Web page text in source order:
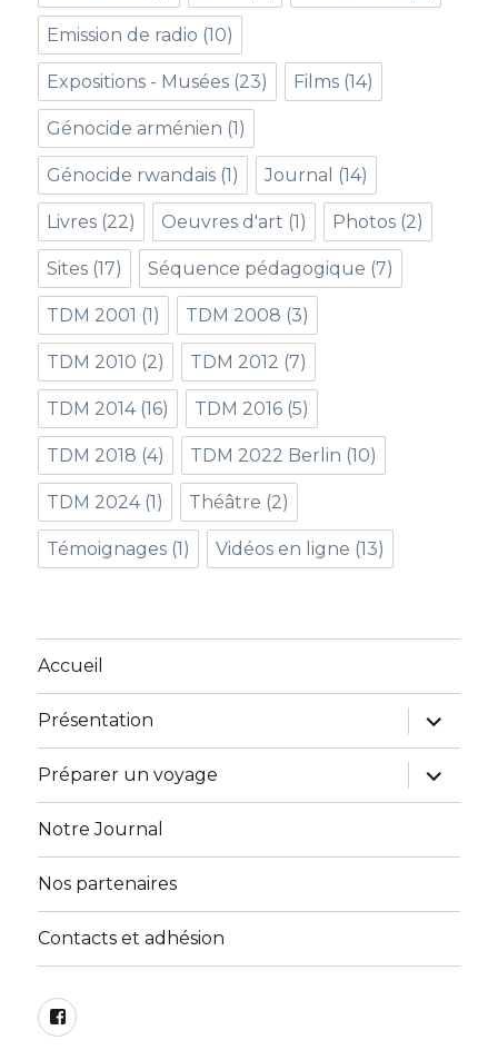
Emission de radio (10)
Expositions - Musées (23) Films (14)
Génocide arménien (1)
Génocide rwandais (1) Journal (14)
Livres (22) Oeuvres d'art (1) Photos (2)
Sites (17) Séquence pédagogique (7)
TDM 2001 (1) TDM 2008 (3)
TDM 2010 (2) TDM 2012 (7)
TDM 2014(16) TDM 2016 (5)
TDM 2018 (4) TDM 2022 Berlin (10)
TDM 2024(1) Théâtre (2)
Témoignages (1) Vidéos en ligne (13)
Accueil
Présentation
ouvrir
le
sous-
menu
Préparer un voyage
ouvrir
le
sous-
Notre Journal
Nos partenaires
Contacts et adhésion
Facebook